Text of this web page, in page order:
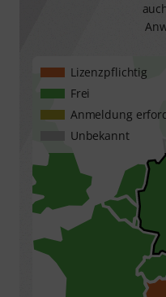
Lizenzpflichtig
Frei
Anmeldung
Unbekannt